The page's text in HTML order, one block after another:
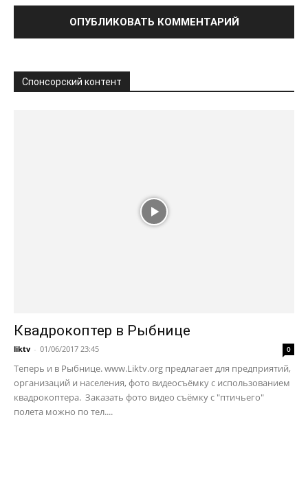
Спонсорский контент
Квадрокоптер в Рыбнице
liktv - 01/06/2017 23:45 0
Теперь и в Рыбнице. www.Liktv.org предлагает для предприятий,
организаций и населения, фото видеосъёмку с использованием
квадрокоптера. Заказать фото видео съёмку с "птичьего"
полета можно по тел....